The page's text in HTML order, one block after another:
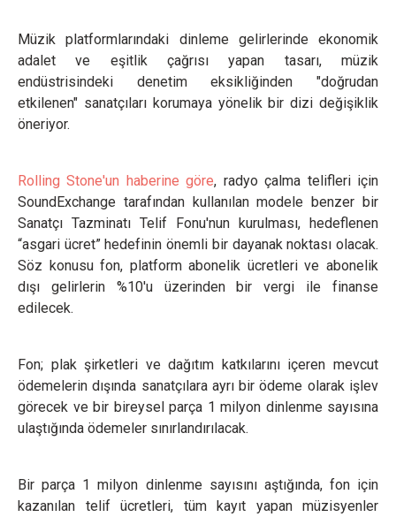
Müzik platformlarındaki dinleme gelirlerinde ekonomik
adalet ve eşitlik çağrısı yapan tasarı, müzik
endüstrisindeki denetim eksikliğinden "doğrudan
etkilenen" sanatçıları korumaya yönelik bir dizi değişiklik
öneriyor.
Rolling Stone'un haberine göre, radyo çalma telifleri için
SoundExchange tarafından kullanılan modele benzer bir
Sanatçı Tazminatı Telif Fonu'nun kurulması, hedeflenen
“asgari ücret” hedefinin önemli bir dayanak noktası olacak.
Söz konusu fon, platform abonelik ücretleri ve abonelik
dışı gelirlerin %10'u üzerinden bir vergi ile finanse
edilecek.
Fon; plak şirketleri ve dağıtım katkılarını içeren mevcut
ödemelerin dışında sanatçılara ayrı bir ödeme olarak işlev
görecek ve bir bireysel parça 1 milyon dinlenme sayısına
ulaştığında ödemeler sınırlandırılacak.
Bir parça 1 milyon dinlenme sayısını aştığında, fon için
kazanılan telif ücretleri, tüm kayıt yapan müzisyenler